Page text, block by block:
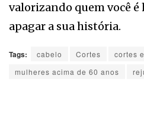
valorizando quem você
apagar a sua história.
Tags: cabelo Cortes
cortes
mulheres acima de 60 anos